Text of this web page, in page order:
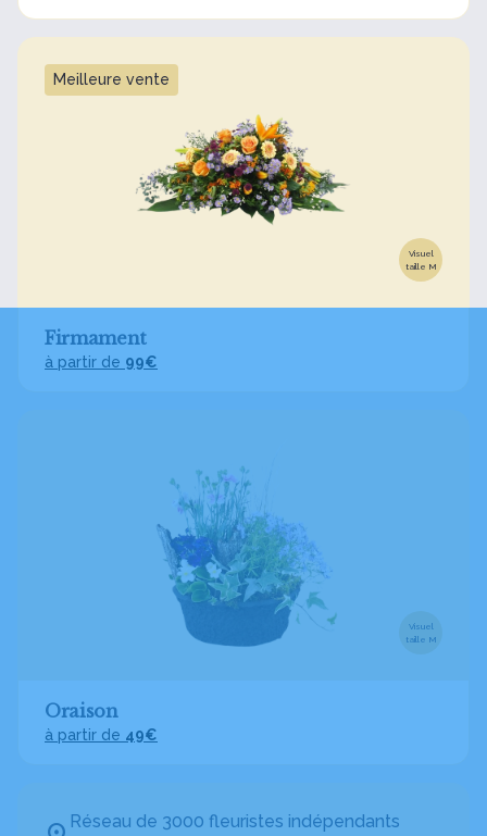
Réseau de 3000 fleuristes indépendants
Meilleure vente
Visuel
taille M
Firmament
à partir de 99€
Visuel
taille M
Oraison
à partir de 49€